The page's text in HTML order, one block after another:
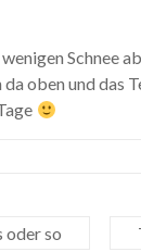
Schnee
oben und das
oder so